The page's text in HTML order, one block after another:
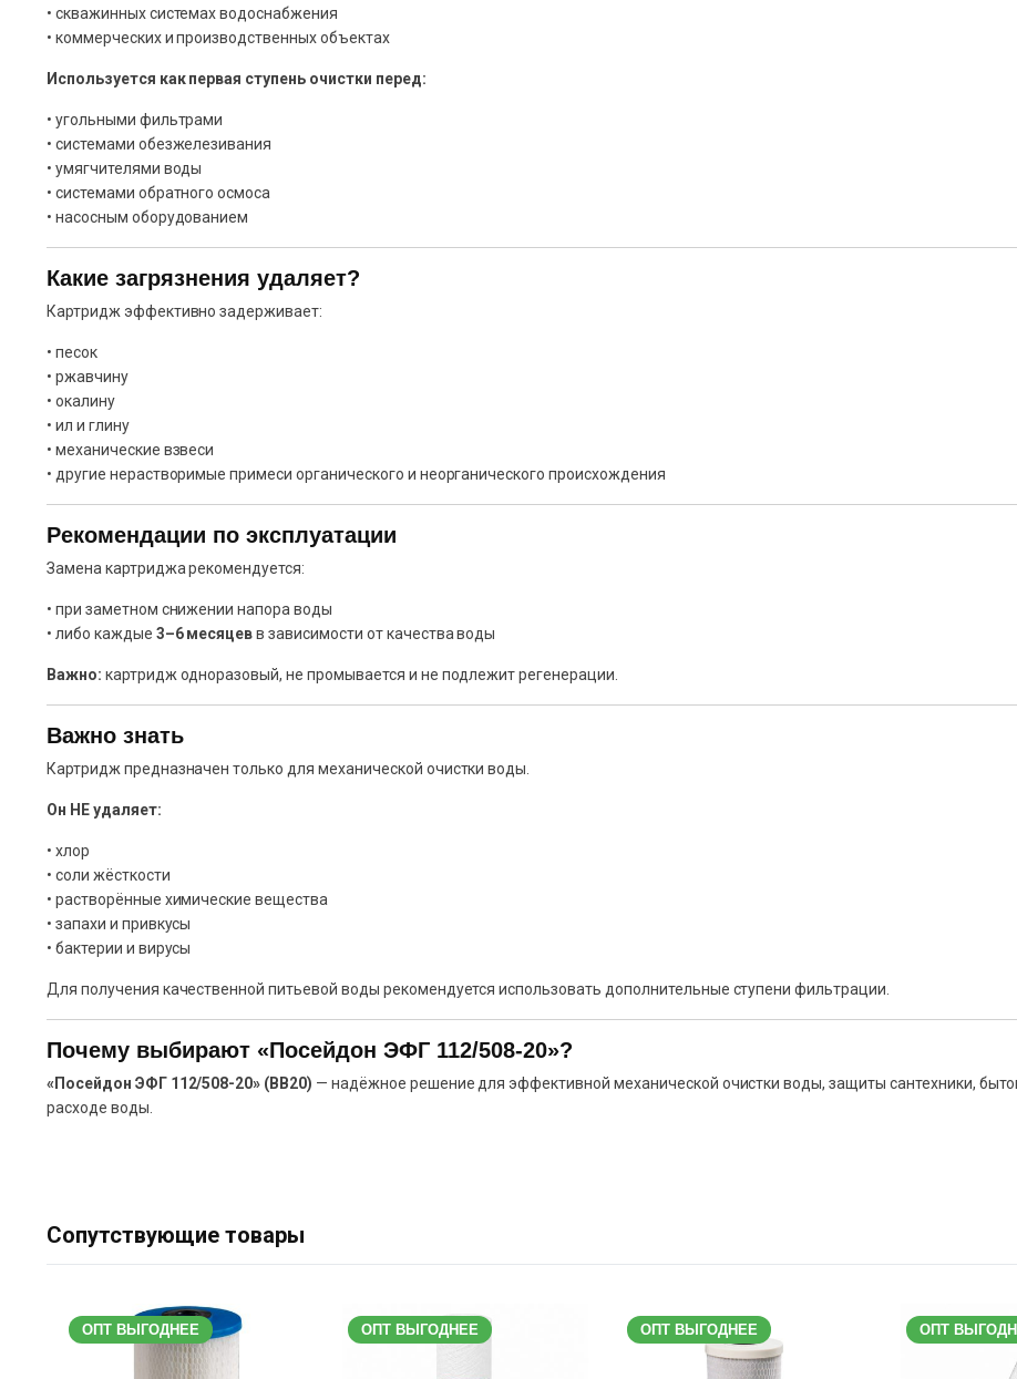
• скважинных системах водоснабжения
• коммерческих и производственных объектах
Используется как первая ступень очистки перед:
• угольными фильтрами
• системами обезжелезивания
• умягчителями воды
• системами обратного осмоса
• насосным оборудованием
Какие загрязнения удаляет?
Картридж эффективно задерживает:
• песок
• ржавчину
• окалину
• ил и глину
• механические взвеси
• другие нерастворимые примеси органического и неорганического происхождения
Рекомендации по эксплуатации
Замена картриджа рекомендуется:
• при заметном снижении напора воды
• либо каждые 3–6 месяцевв зависимости от качества воды
Важно: картридж одноразовый, не промывается и не подлежит регенерации.
Важно знать
Картридж предназначен только для механической очистки воды.
Он НЕ удаляет:
• хлор
• соли жёсткости
• растворённые химические вещества
• запахи и привкусы
• бактерии и вирусы
Для получения качественной питьевой воды рекомендуется использовать дополнительные ступени фильтрации.
Почему выбирают «Посейдон ЭФГ 112/508-20»?
«Посейдон ЭФГ 112/508-20» (BB20) — надёжное решение для эффективной механической очистки воды, защиты сантехники,
расходе воды.
Сопутствующие товары
ОПТ ВЫГОДНЕЕ ОПТ ВЫГОДНЕЕ ОПТ ВЫГОДНЕЕ ОПТ